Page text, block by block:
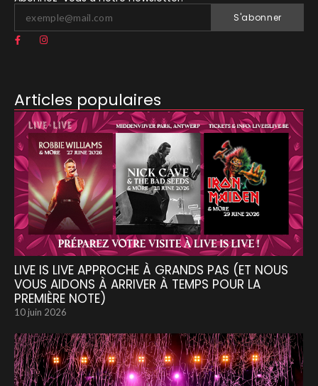
S'abonner
Articles populaires
LIVE IS LIVE APPROCHE À GRANDS PAS (ET NOUS
VOUS AIDONS À ARRIVER À TEMPS POUR LA
PREMIÈRE NOTE)
10 juin 2026